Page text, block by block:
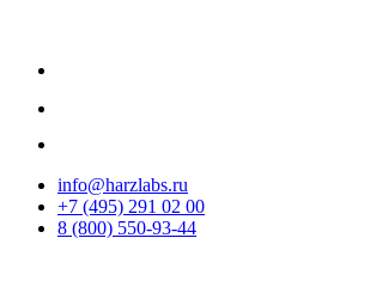
info@harzlabs.ru
+7 (495) 291 02 00
8 (800) 550-93-44